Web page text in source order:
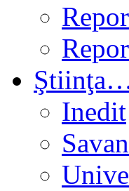
Inedit